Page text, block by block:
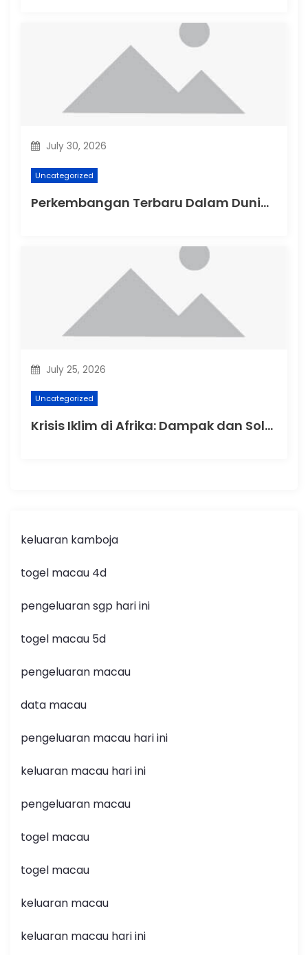
July 30, 2026
Uncategorized
Perkembangan Terbaru Dalam Dunia Politik Australia
July 25, 2026
Uncategorized
Krisis Iklim di Afrika: Dampak dan Solusi
keluaran kamboja
togel macau 4d
pengeluaran sgp hari ini
togel macau 5d
pengeluaran macau
data macau
pengeluaran macau hari ini
keluaran macau hari ini
pengeluaran macau
togel macau
togel macau
keluaran macau
keluaran macau hari ini